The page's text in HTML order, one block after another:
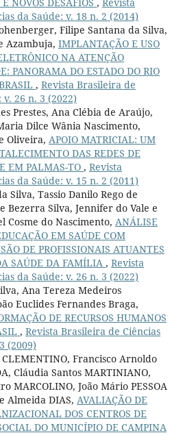
da Saúde: v. 18 n. 2 (2014)
Filipe Santana da Silva,
Azambuja, IMPLANTAÇÃO E USO
NA ATENÇÃO
PANORAMA DO ESTADO DO RIO
, Revista Brasileira de
v. 26 n. 3 (2022)
Prestes, Ana Clébia de Araújo,
Dilce Wânia Nascimento,
Oliveira, APOIO MATRICIAL: UM
DAS REDES DE
EM PALMAS-TO , Revista
da Saúde: v. 15 n. 2 (2011)
Silva, Tassio Danilo Rego de
Bezerra Silva, Jennifer do Vale e
Cosme do Nascimento, ANÁLISE
EM SAÚDE COM
DE PROFISSIONAIS ATUANTES
SAÚDE DA FAMÍLIA , Revista
da Saúde: v. 26 n. 3 (2022)
Ana Tereza Medeiros
Euclides Fernandes Braga,
DE RECURSOS HUMANOS
, Revista Brasileira de Ciências
(2009)
Francisco Arnoldo
Cláudia Santos MARTINIANO,
MARCOLINO, João Mário PESSOA
Almeida DIAS, AVALIAÇÃO DE
DOS CENTROS DE
DO MUNICÍPIO DE CAMPINA